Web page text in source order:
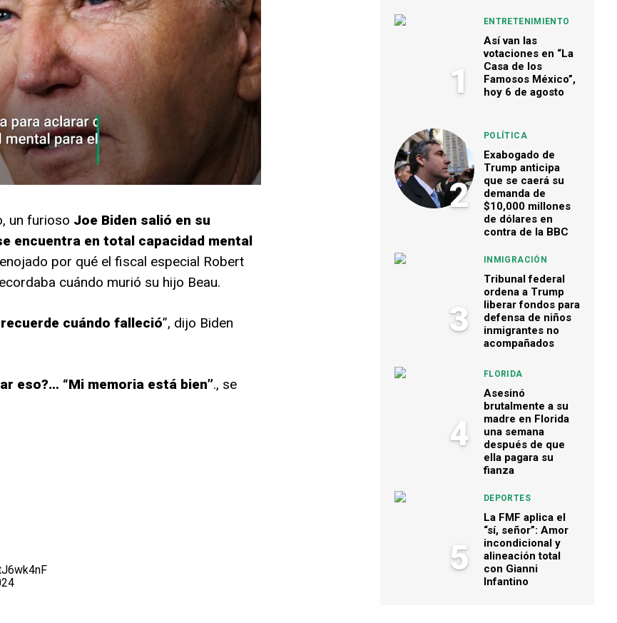
un furioso Joe Biden salió en su
encuentra en total capacidad mental
por qué el fiscal especial Robert
cuándo murió su hijo Beau.
cuándo falleció”, dijo Biden
eso?… “Mi memoria está bien”., se
1
ENTRETENIMIENTO
Así van las
votaciones en “La
Casa de los
Famosos México”,
hoy 6 de agosto
2
POLÍTICA
Exabogado de
Trump anticipa
que se caerá su
demanda de
$10,000 millones
de dólares en
contra de la BBC
3
INMIGRACIÓN
Tribunal federal
ordena a Trump
liberar fondos para
defensa de niños
inmigrantes no
acompañados
4
FLORIDA
Asesinó
brutalmente a su
madre en Florida
una semana
después de que
ella pagara su
fianza
5
DEPORTES
La FMF aplica el
“sí, señor”: Amor
incondicional y
alineación total
con Gianni
Infantino